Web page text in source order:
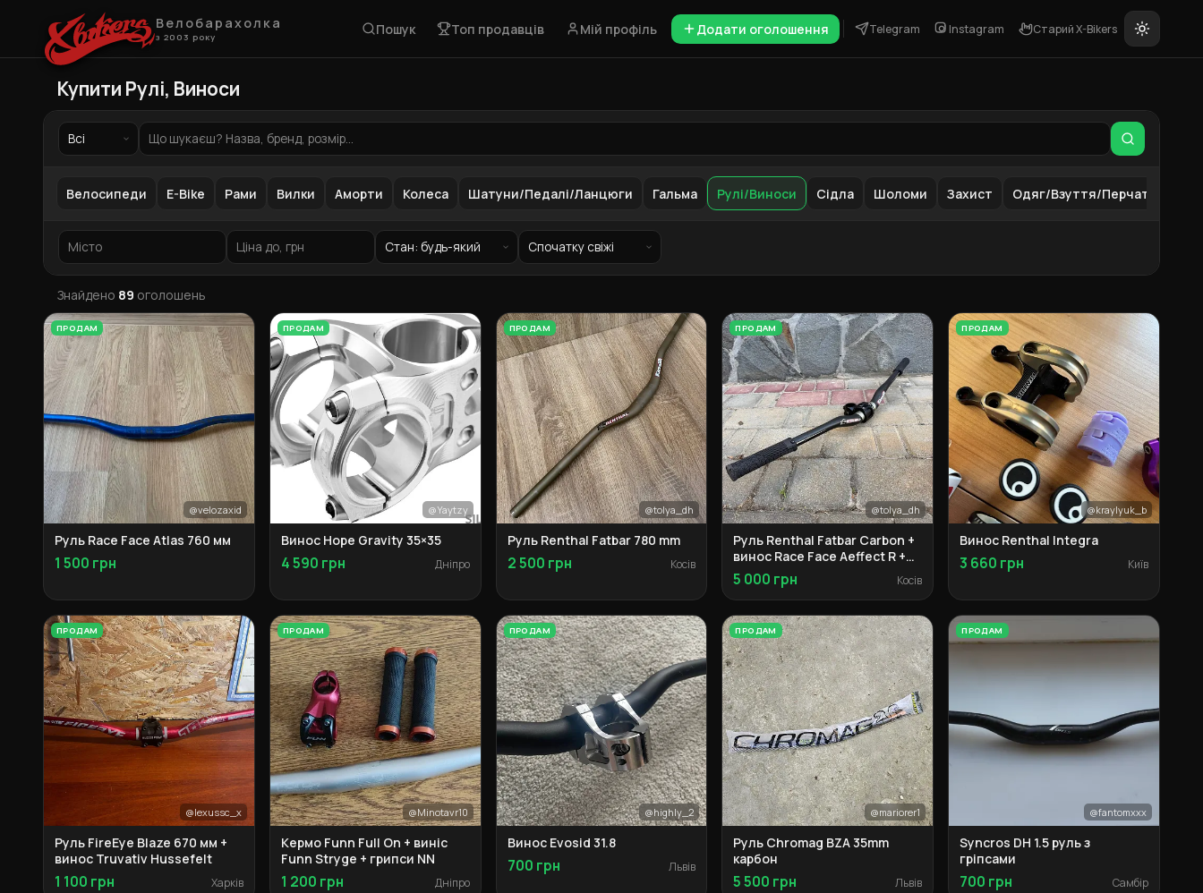
Велобарахолка
з 2003 року Пошук Топ продавців Мій профіль Додати оголошення Telegram Instagram Старий X-Bikers
Купити Рулі, Виноси
Велосипеди E-Bike Рами Вилки Аморти Колеса Шатуни/Педалі/Ланцюги Гальма Рулі/Виноси Сідла Шоломи Захист Одяг/Взуття/Перчатки
Знайдено 89 оголошень
ПРОДАМ
@velozaxid
Руль Race Face Atlas 760 мм
1 500 грн
ПРОДАМ
@Yaytzy
Винос Hope Gravity 35×35
4 590 грн Дніпро
ПРОДАМ
@tolya_dh
Руль Renthal Fatbar 780 mm
2 500 грн Косів
ПРОДАМ
@tolya_dh
Руль Renthal Fatbar Carbon +
винос Race Face Aeffect R +
грипси SDG
5 000 грн Косів
ПРОДАМ
@kraylyuk_b
Винос Renthal Integra
3 660 грн Київ
ПРОДАМ
@lexussc_x
Руль FireEye Blaze 670 мм +
винос Truvativ Hussefelt
1 100 грн Харків
ПРОДАМ
@Minotavr10
Кермо Funn Full On + виніс
Funn Stryge + грипси NN
1 200 грн Дніпро
ПРОДАМ
@highly_2
Винос Evosid 31.8
700 грн Львів
ПРОДАМ
@mariorer1
Руль Chromag BZA 35mm
карбон
5 500 грн Львів
ПРОДАМ
@fantomxxx
Syncros DH 1.5 руль з
гріпсами
700 грн Самбір